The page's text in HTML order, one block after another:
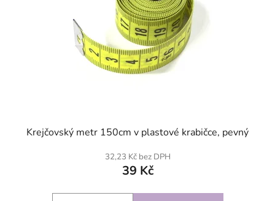
Krejčovský metr 150cm v plastové krabičce, pevný
32,23 Kč bez DPH
39 Kč